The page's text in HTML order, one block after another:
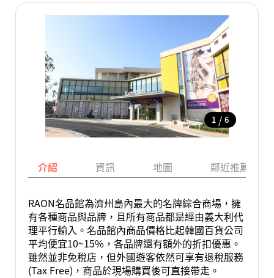
1 / 6
介紹 資訊 地圖 鄰近推薦景點
RAON名品館為濟州島內最大的名牌綜合商場，擁
有各種商品與品牌，且所有商品都是經由義大利代
理平行輸入。名品館內商品價格比起韓國百貨公司
平均便宜10~15%，各品牌還有額外的折扣優惠。
雖然並非免稅店，但外國遊客依然可享有退稅服務
(Tax Free)，商品於現場購買後可直接帶走。